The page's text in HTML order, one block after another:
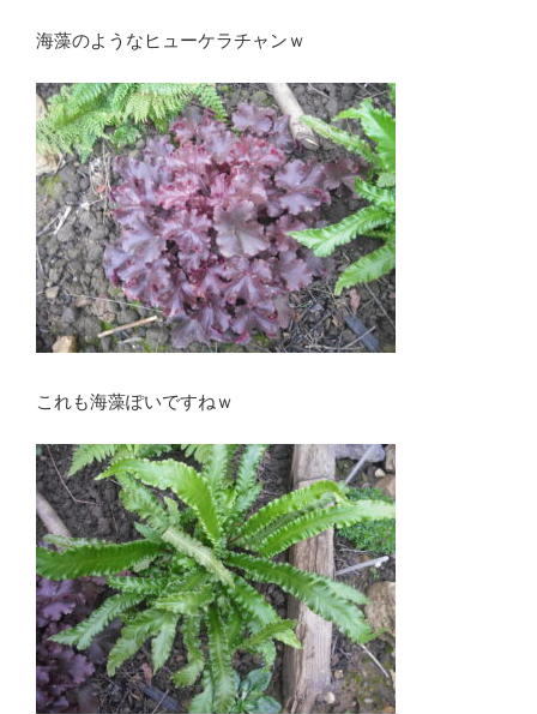
海藻のようなヒューケラチャンｗ
これも海藻ぽいですねｗ